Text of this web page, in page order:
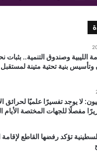
الليبية وصندوق التنمية.. بثبات
وتأسيس بنية تحتية متينة لمستقبل
لا يوجد تفسيرًا علميًا لحرائق
مفصلًا للجهات المختصة الأيام
تؤكد رفضها القاطع لإقامة